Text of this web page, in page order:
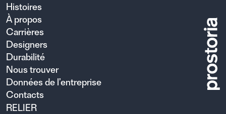
Histoires
À propos
Carrières
Designers
Durabilité
Nous trouver
Données de l’entreprise
Contacts
RELIER